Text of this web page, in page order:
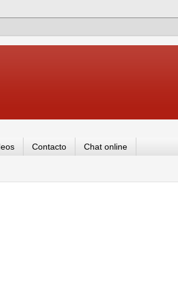
Contacto Chat online